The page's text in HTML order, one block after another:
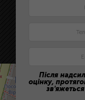
Після
оцінку,